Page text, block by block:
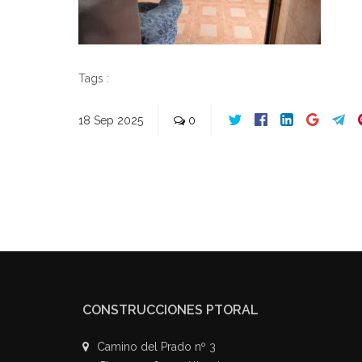
Tags :
18 Sep 2025 0
CONSTRUCCIONES PTORAL
Camino del Prado nº 3